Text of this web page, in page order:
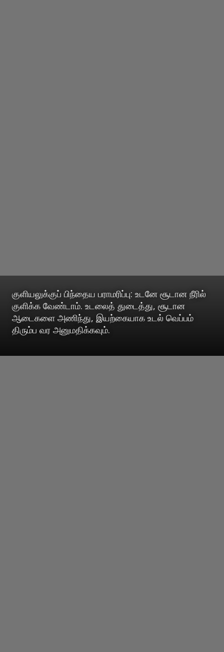
குளியலுக்குப் பிந்தைய பராமரிப்பு: உடனே சூடான நீரில்
குளிக்க வேண்டாம். உடலைத் துடைத்து, சூடான
ஆடைகளை அணிந்து, இயற்கையாக உடல் வெப்பம்
திரும்ப வர அனுமதிக்கவும்.